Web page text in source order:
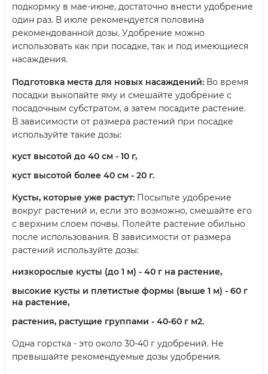
подкормку в мае-июне, достаточно внести удобрение
один раз. В июле рекомендуется половина
рекомендованной дозы. Удобрение можно
использовать как при посадке, так и под имеющиеся
насаждения.
Подготовка места для новых насаждений: Во время
посадки выкопайте яму и смешайте удобрение с
посадочным субстратом, а затем посадите растение.
В зависимости от размера растений при посадке
используйте такие дозы:
куст высотой до 40 см - 10 г,
куст высотой более 40 см - 20 г.
Кусты, которые уже растут: Посыпьте удобрение
вокруг растений и, если это возможно, смешайте его
с верхним слоем почвы. Полейте растение обильно
после использования. В зависимости от размера
растений используйте дозы:
низкорослые кусты (до 1 м) - 40 г на растение,
высокие кусты и плетистые формы (выше 1 м) - 60 г
на растение,
растения, растущие группами - 40-60 г м2.
Одна горстка - это около 30-40 г удобрений. Не
превышайте рекомендуемые дозы удобрения.